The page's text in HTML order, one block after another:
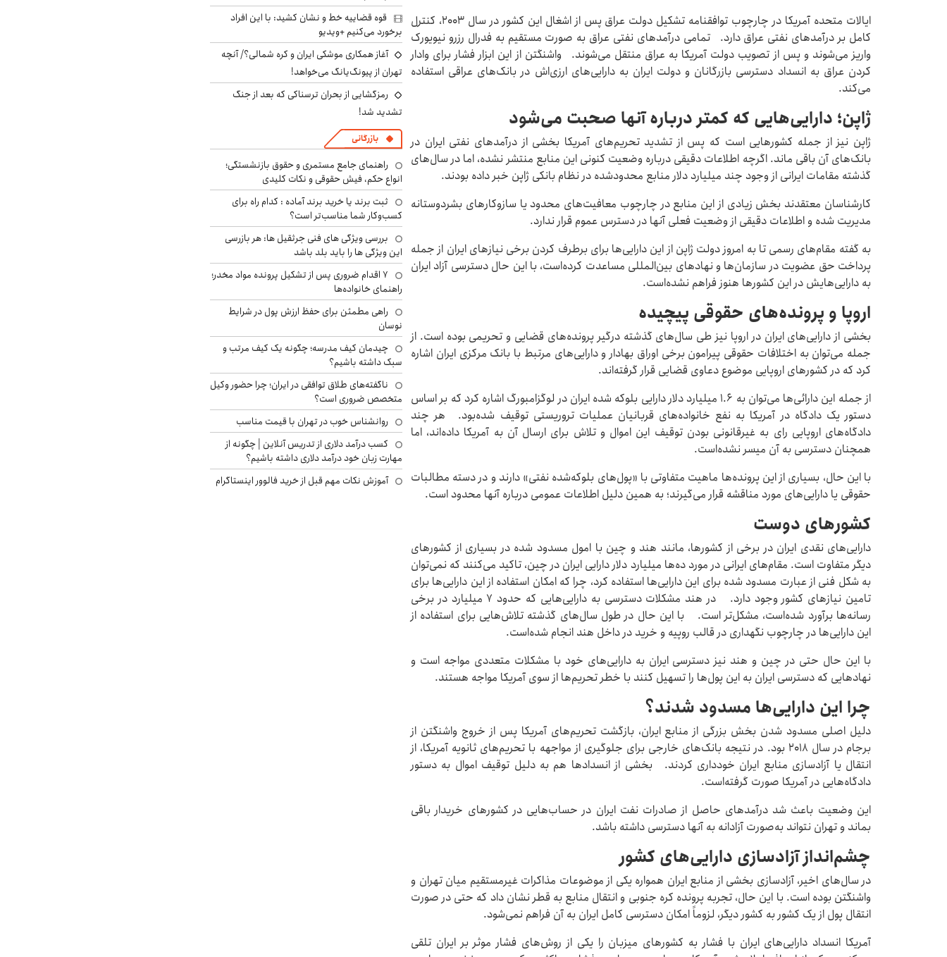
ایالات متحده آمریکا در چارچوب توافقنامه تشکیل دولت عراق پس از اشغال این کشور در سال ۲۰۰۳، کنترل
کامل بر درآمدهای نفتی عراق دارد. تمامی درآمدهای نفتی عراق به صورت مستقیم به فدرال رزرو نیویورک
واریز می‌شوند و پس از تصویب دولت آمریکا به عراق منتقل می‌شوند. واشنگتن از این ابزار فشار برای وادار
کردن عراق به انسداد دسترسی بازرگانان و دولت ایران به دارایی‌های ارزی‌اش در بانک‌های عراقی استفاده
می‌کند.
ژاپن؛ دارایی‌هایی که کمتر درباره آنها صحبت می‌شود
ژاپن نیز از جمله کشورهایی است که پس از تشدید تحریم‌های آمریکا بخشی از درآمدهای نفتی ایران در
بانک‌های آن باقی ماند. اگرچه اطلاعات دقیقی درباره وضعیت کنونی این منابع منتشر نشده، اما در سال‌های
گذشته مقامات ایرانی از وجود چند میلیارد دلار منابع محدودشده در نظام بانکی ژاپن خبر داده بودند.
کارشناسان معتقدند بخش زیادی از این منابع در چارچوب معافیت‌های محدود یا سازوکارهای بشردوستانه
مدیریت شده و اطلاعات دقیقی از وضعیت فعلی آنها در دسترس عموم قرار ندارد.
به گفته مقام‌های رسمی تا به امروز دولت ژاپن از این دارایی‌ها برای برطرف کردن برخی نیازهای ایران از جمله
پرداخت حق عضویت در سازمان‌ها و نهادهای بین‌المللی مساعدت کرده‌است، با این حال دسترسی آزاد ایران
به دارایی‌هایش در این کشورها هنوز فراهم نشده‌است.
اروپا و پرونده‌های حقوقی پیچیده
بخشی از دارایی‌های ایران در اروپا نیز طی سال‌های گذشته درگیر پرونده‌های قضایی و تحریمی بوده است. از
جمله می‌توان به اختلافات حقوقی پیرامون برخی اوراق بهادار و دارایی‌های مرتبط با بانک مرکزی ایران اشاره
کرد که در کشورهای اروپایی موضوع دعاوی قضایی قرار گرفته‌اند.
از جمله این دارائی‌ها می‌توان به ۱.۶ میلیارد دلار دارایی بلوکه شده ایران در لوگزامبورگ اشاره کرد که بر اساس
دستور یک دادگاه در آمریکا به نفع خانواده‌های قربانیان عملیات تروریستی توقیف شده‌بود. هر چند
دادگاه‌های اروپایی رای به غیرقانونی بودن توقیف این اموال و تلاش برای ارسال آن به آمریکا داده‌اند، اما
همچنان دسترسی به آن میسر نشده‌است.
با این حال، بسیاری از این پرونده‌ها ماهیت متفاوتی با «پول‌های بلوکه‌شده نفتی» دارند و در دسته مطالبات
حقوقی یا دارایی‌های مورد مناقشه قرار می‌گیرند؛ به همین دلیل اطلاعات عمومی درباره آنها محدود است.
کشورهای دوست
دارایی‌های نقدی ایران در برخی از کشورها، مانند هند و چین با امول مسدود شده در بسیاری از کشورهای
دیگر متفاوت است. مقام‌های ایرانی در مورد ده‌ها میلیارد دلار دارایی ایران در چین، تاکید می‌کنند که نمی‌توان
به شکل فنی از عبارت مسدود شده برای این دارایی‌ها استفاده کرد، چرا که امکان استفاده از این دارایی‌ها برای
تامین نیازهای کشور وجود دارد. در هند مشکلات دسترسی به دارایی‌هایی که حدود ۷ میلیارد در برخی
رسانه‌ها برآورد شده‌است، مشکل‌تر است. با این حال در طول سال‌های گذشته تلاش‌هایی برای استفاده از
این دارایی‌ها در چارچوب نگهداری در قالب روپیه و خرید در داخل هند انجام شده‌است.
با این حال حتی در چین و هند نیز دسترسی ایران به دارایی‌های خود با مشکلات متعددی مواجه است و
نهادهایی که دسترسی ایران به این پول‌ها را تسهیل کنند با خطر تحریم‌ها از سوی آمریکا مواجه هستند.
چرا این دارایی‌ها مسدود شدند؟
دلیل اصلی مسدود شدن بخش بزرگی از منابع ایران، بازگشت تحریم‌های آمریکا پس از خروج واشنگتن از
برجام در سال ۲۰۱۸ بود. در نتیجه بانک‌های خارجی برای جلوگیری از مواجهه با تحریم‌های ثانویه آمریکا، از
انتقال یا آزادسازی منابع ایران خودداری کردند. بخشی از انسدادها هم به دلیل توقیف اموال به دستور
دادگاه‌هایی در آمریکا صورت گرفته‌است.
این وضعیت باعث شد درآمدهای حاصل از صادرات نفت ایران در حساب‌هایی در کشورهای خریدار باقی
بماند و تهران نتواند به‌صورت آزادانه به آنها دسترسی داشته باشد.
چشم‌انداز آزادسازی دارایی‌های کشور
در سال‌های اخیر، آزادسازی بخشی از منابع ایران همواره یکی از موضوعات مذاکرات غیرمستقیم میان تهران و
واشنگتن بوده است. با این حال، تجربه پرونده کره جنوبی و انتقال منابع به قطر نشان داد که حتی در صورت
انتقال پول از یک کشور به کشور دیگر، لزوماً امکان دسترسی کامل ایران به آن فراهم نمی‌شود.
آمریکا انسداد دارایی‌های ایران با فشار به کشورهای میزبان را یکی از روش‌های فشار موثر بر ایران تلقی
قوه قضاییه خط و نشان کشید: با این افراد
برخورد می‌کنیم +ویدیو
آغاز همکاری موشکی ایران و کره شمالی؟/ آنچه
تهران از پیونگ‌یانگ می‌خواهد!
رمزگشایی از بحران ترسناکی که بعد از جنگ
تشدید شد!
بازرگانی
راهنمای جامع مستمری و حقوق بازنشستگی؛
انواع حکم، فیش حقوقی و نکات کلیدی
ثبت برند یا خرید برند آماده : کدام راه برای
کسب‌وکار شما مناسب‌تر است؟
بررسی ویژگی های فنی جرثقیل ها: هر بازرسی
این ویژگی ها را باید بلد باشد
۷ اقدام ضروری پس از تشکیل پرونده مواد مخدر؛
راهنمای خانواده‌ها
راهی مطمئن برای حفظ ارزش پول در شرایط
نوسان
چیدمان کیف مدرسه؛ چگونه یک کیف مرتب و
سبک داشته باشیم؟
ناگفته‌های طلاق توافقی در ایران؛ چرا حضور وکیل
متخصص ضروری است؟
روانشناس خوب در تهران با قیمت مناسب
کسب درآمد دلاری از تدریس آنلاین | چگونه از
مهارت زبان خود درآمد دلاری داشته باشیم؟
آموزش نکات مهم قبل از خرید فالوور اینستاگرام